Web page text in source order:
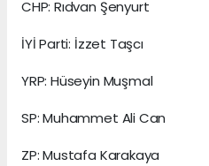
CHP: Rıdvan Şenyurt
İYİ Parti: İzzet Taşcı
YRP: Hüseyin Muşmal
SP: Muhammet Ali Can
ZP: Mustafa Karakaya